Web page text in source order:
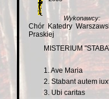
Wykonawcy:
Chór Katedry
Praskiej
MISTERIUM
1. Ave Maria
2. Stabant autem
3. Ubi caritas